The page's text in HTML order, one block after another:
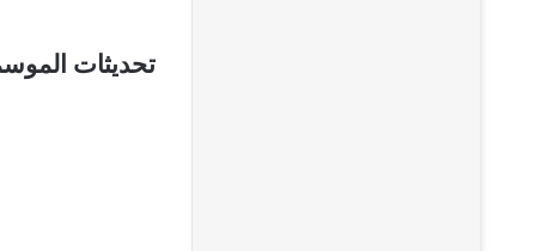
تحديثات